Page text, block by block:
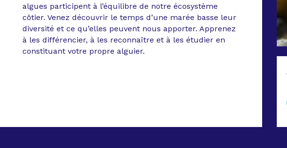
algues participent à l’équilibre de notre écosystème
côtier. Venez découvrir le temps d’une marée basse leur
diversité et ce qu’elles peuvent nous apporter. Apprenez
à les différencier, à les reconnaître et à les étudier en
constituant votre propre alguier.